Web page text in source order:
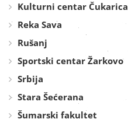
Kulturni centar Čukarica
Reka Sava
Rušanj
Sportski centar Žarkovo
Srbija
Stara Šećerana
Šumarski fakultet